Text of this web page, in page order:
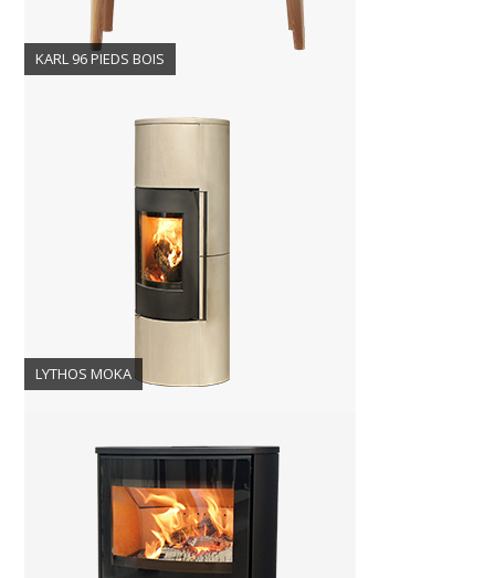
KARL 96 PIEDS BOIS
LYTHOS MOKA